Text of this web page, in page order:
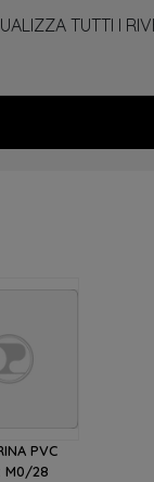
TUTTI I
PVC
M0/28